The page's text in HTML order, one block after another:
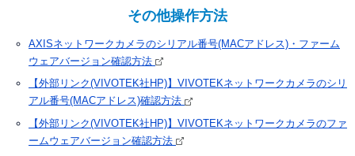
その他操作方法
AXISネットワークカメラのシリアル番号(MACアドレス)・ファーム
ウェアバージョン確認方法
【外部リンク(VIVOTEK社HP)】VIVOTEKネットワークカメラのシリ
アル番号(MACアドレス)確認方法
【外部リンク(VIVOTEK社HP)】VIVOTEKネットワークカメラのファ
ームウェアバージョン確認方法